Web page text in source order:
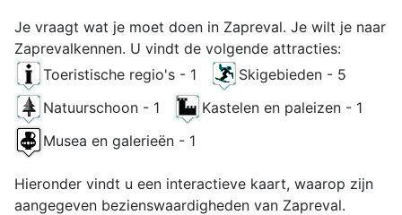
Je vraagt wat je moet doen in Zapreval. Je wilt je naar
Zaprevalkennen. U vindt de volgende attracties:
Toeristische regio's - 1
Skigebieden - 5
Natuurschoon - 1
Kastelen en paleizen - 1
Musea en galerieën - 1
Hieronder vindt u een interactieve kaart, waarop zijn
aangegeven bezienswaardigheden van Zapreval.